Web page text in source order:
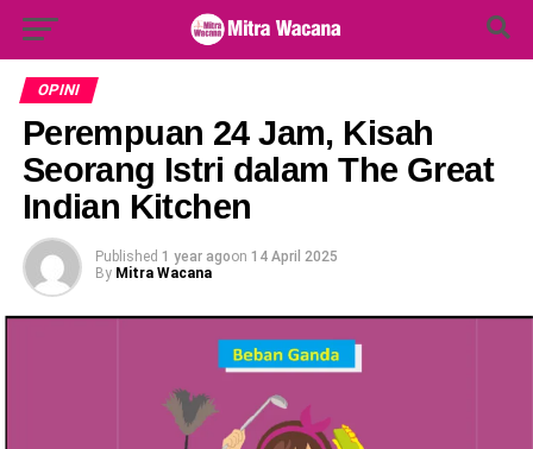
for:
OPINI
Perempuan 24 Jam, Kisah
Seorang Istri dalam The Great
Indian Kitchen
Published 1 year agoon 14 April 2025
By Mitra Wacana